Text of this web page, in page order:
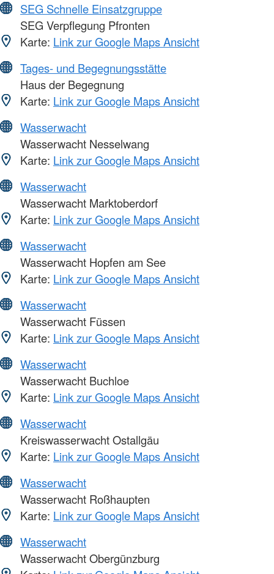
SEG Schnelle Einsatzgruppe
SEG Verpflegung Pfronten
Karte: Link zur Google Maps Ansicht
Tages- und Begegnungsstätte
Haus der Begegnung
Karte: Link zur Google Maps Ansicht
Wasserwacht
Wasserwacht Nesselwang
Karte: Link zur Google Maps Ansicht
Wasserwacht
Wasserwacht Marktoberdorf
Karte: Link zur Google Maps Ansicht
Wasserwacht
Wasserwacht Hopfen am See
Karte: Link zur Google Maps Ansicht
Wasserwacht
Wasserwacht Füssen
Karte: Link zur Google Maps Ansicht
Wasserwacht
Wasserwacht Buchloe
Karte: Link zur Google Maps Ansicht
Wasserwacht
Kreiswasserwacht Ostallgäu
Karte: Link zur Google Maps Ansicht
Wasserwacht
Wasserwacht Roßhaupten
Karte: Link zur Google Maps Ansicht
Wasserwacht
Wasserwacht Obergünzburg